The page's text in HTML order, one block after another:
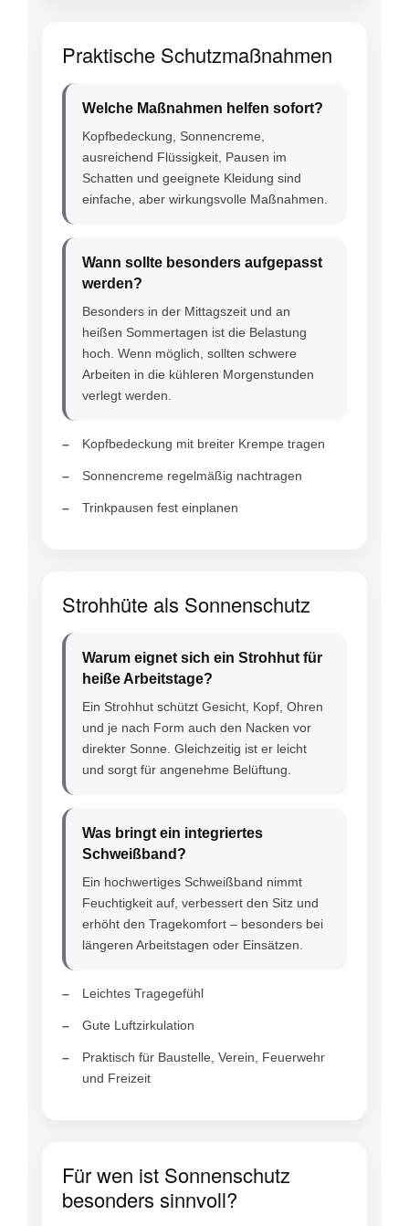
Praktische Schutzmaßnahmen
Welche Maßnahmen helfen sofort?
Kopfbedeckung, Sonnencreme,
ausreichend Flüssigkeit, Pausen im
Schatten und geeignete Kleidung sind
einfache, aber wirkungsvolle Maßnahmen.
Wann sollte besonders aufgepasst
werden?
Besonders in der Mittagszeit und an
heißen Sommertagen ist die Belastung
hoch. Wenn möglich, sollten schwere
Arbeiten in die kühleren Morgenstunden
verlegt werden.
Kopfbedeckung mit breiter Krempe tragen
Sonnencreme regelmäßig nachtragen
Trinkpausen fest einplanen
Strohhüte als Sonnenschutz
Warum eignet sich ein Strohhut für
heiße Arbeitstage?
Ein Strohhut schützt Gesicht, Kopf, Ohren
und je nach Form auch den Nacken vor
direkter Sonne. Gleichzeitig ist er leicht
und sorgt für angenehme Belüftung.
Was bringt ein integriertes
Schweißband?
Ein hochwertiges Schweißband nimmt
Feuchtigkeit auf, verbessert den Sitz und
erhöht den Tragekomfort – besonders bei
längeren Arbeitstagen oder Einsätzen.
Leichtes Tragegefühl
Gute Luftzirkulation
Praktisch für Baustelle, Verein, Feuerwehr
und Freizeit
Für wen ist Sonnenschutz
besonders sinnvoll?